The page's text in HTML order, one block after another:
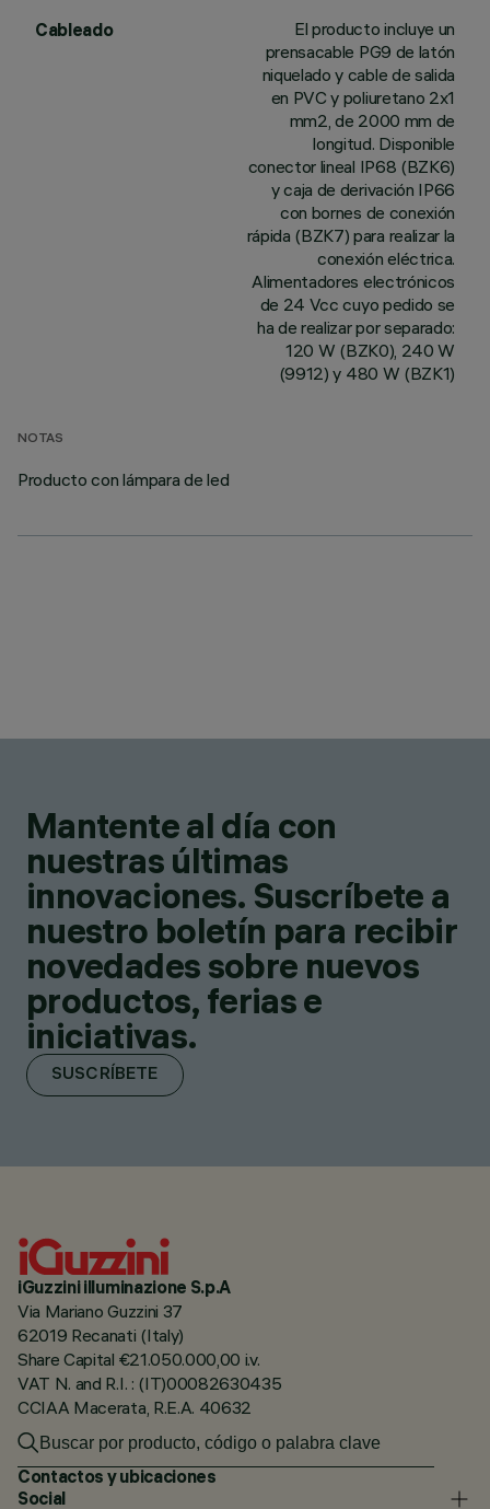
Cableado
El producto incluye un
prensacable PG9 de latón
niquelado y cable de salida
en PVC y poliuretano 2x1
mm2, de 2000 mm de
longitud. Disponible
conector lineal IP68 (BZK6)
y caja de derivación IP66
con bornes de conexión
rápida (BZK7) para realizar la
conexión eléctrica.
Alimentadores electrónicos
de 24 Vcc cuyo pedido se
ha de realizar por separado:
120 W (BZK0), 240 W
(9912) y 480 W (BZK1)
NOTAS
Producto con lámpara de led
Mantente al día con
nuestras últimas
innovaciones. Suscríbete a
nuestro boletín para recibir
novedades sobre nuevos
productos, ferias e
iniciativas.
SUSCRÍBETE
iGuzzini illuminazione S.p.A
Via Mariano Guzzini 37
62019 Recanati (Italy)
Share Capital €21.050.000,00 i.v.
VAT N. and R.I. : (IT)00082630435
CCIAA Macerata, R.E.A. 40632
Contactos y ubicaciones
Social